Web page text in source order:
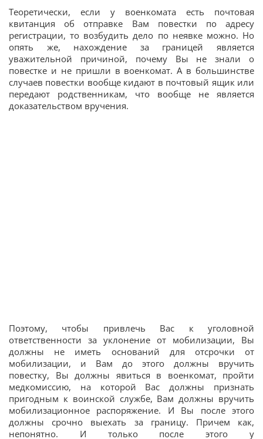
Теоретически, если у военкомата есть почтовая
квитанция об отправке Вам повестки по адресу
регистрации, то возбудить дело по неявке можно. Но
опять же, нахождение за границей является
уважительной причиной, почему Вы не знали о
повестке и не пришли в военкомат. А в большинстве
случаев повестки вообще кидают в почтовый ящик или
передают родственникам, что вообще не является
доказательством вручения.
Поэтому, чтобы привлечь Вас к уголовной
ответственности за уклонение от мобилизации, Вы
должны не иметь оснований для отсрочки от
мобилизации, и Вам до этого должны вручить
повестку, Вы должны явиться в военкомат, пройти
медкомиссию, на которой Вас должны признать
пригодным к воинской службе, Вам должны вручить
мобилизационное распоряжение. И Вы после этого
должны срочно выехать за границу. Причем как,
непонятно. И только после этого у